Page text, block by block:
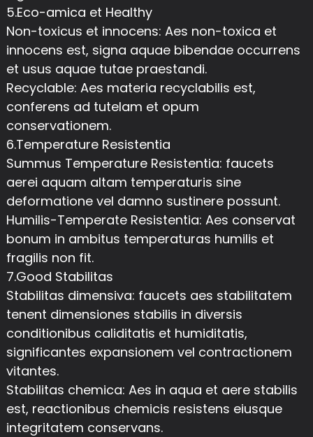
5.Eco-amica et Healthy
Non-toxicus et innocens: Aes non-toxica et
innocens est, signa aquae bibendae occurrens
et usus aquae tutae praestandi.
Recyclable: Aes materia recyclabilis est,
conferens ad tutelam et opum
conservationem.
6.Temperature Resistentia
Summus Temperature Resistentia: faucets
aerei aquam altam temperaturis sine
deformatione vel damno sustinere possunt.
Humilis-Temperate Resistentia: Aes conservat
bonum in ambitus temperaturas humilis et
fragilis non fit.
7.Good Stabilitas
Stabilitas dimensiva: faucets aes stabilitatem
tenent dimensiones stabilis in diversis
conditionibus caliditatis et humiditatis,
significantes expansionem vel contractionem
vitantes.
Stabilitas chemica: Aes in aqua et aere stabilis
est, reactionibus chemicis resistens eiusque
integritatem conservans.